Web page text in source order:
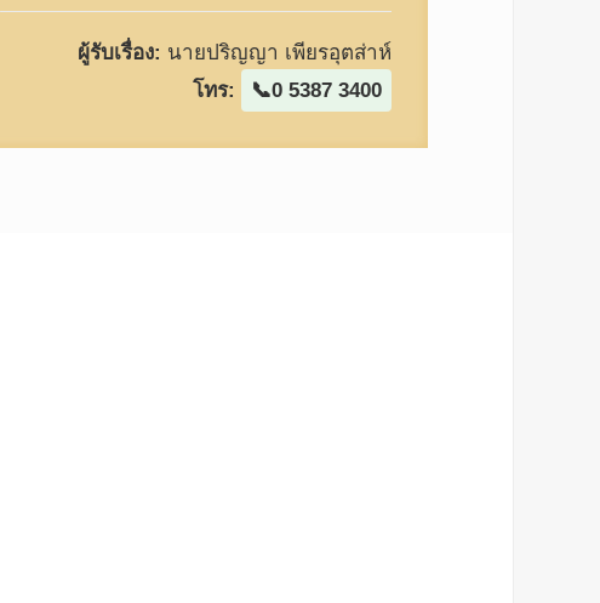
ผู้รับเรื่อง: นายปริญญา เพียรอุตส่าห์
โทร:
0 5387 3400